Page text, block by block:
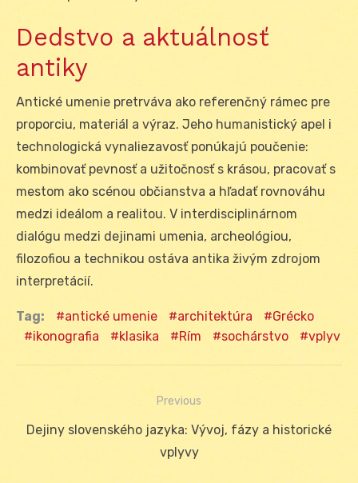
Dedstvo a aktuálnosť
antiky
Antické umenie pretrváva ako referenčný rámec pre
proporciu, materiál a výraz. Jeho humanistický apel i
technologická vynaliezavosť ponúkajú poučenie:
kombinovať pevnosť a užitočnosť s krásou, pracovať s
mestom ako scénou občianstva a hľadať rovnováhu
medzi ideálom a realitou. V interdisciplinárnom
dialógu medzi dejinami umenia, archeológiou,
filozofiou a technikou ostáva antika živým zdrojom
interpretácií.
Tag: antické umenie architektúra
Grécko
ikonografia
klasika Rím sochárstvo vplyv
Navigácia
Previous
Previous
Dejiny slovenského jazyka: Vývoj, fázy a historické
vplyvy